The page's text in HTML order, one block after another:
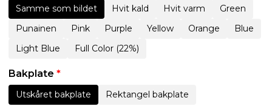
Samme som bildet Hvit kald Hvit varm
Green
Punainen
Pink Purple Yellow Orange
Blue
Light Blue
Full Color (22%)
Bakplate *
Utskåret bakplate Rektangel bakplate